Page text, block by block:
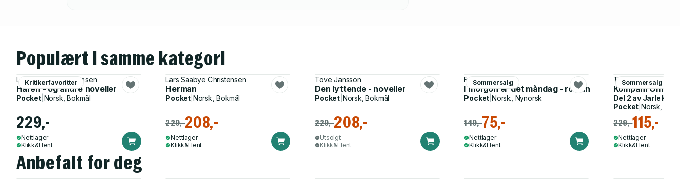
Populært i samme kategori
Kritikerfavoritter
Lars Saabye Christensen
Haren - og andre noveller
Pocket| Norsk, Bokmål
229,-
Nettlager
Klikk&Hent
Lars Saabye Christensen
Herman
Pocket| Norsk, Bokmål
229,-208,-
Nettlager
Klikk&Hent
Tove Jansson
Den lyttende - noveller
Pocket Norsk, Bokmål
229,-208,-
Utsolgt
Klikk&Hent
Sommersalg
Frode Grytten
I morgon er det måndag - roman
Pocket Norsk, Nynorsk
149,-75,-
Nettlager
Klikk&Hent
Sommersalg
Tore Renberg
Kompani
Del 2 av Jarle
Pocket |Norsk,
229,-115,-
Nettlager
Klikk&Hent
Anbefalt for deg